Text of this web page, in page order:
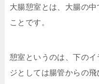
大腸憩室とは、大腸の中
ことです。
憩室というのは、下の
ジとしては腸管からの飛